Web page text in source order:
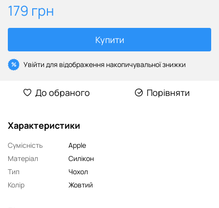
179 грн
Купити
% Увійти для відображення накопичувальної знижки
До обраного Порівняти
Характеристики
Сумісність
Apple
Матеріал
Силікон
Тип
Чохол
Колір
Жовтий